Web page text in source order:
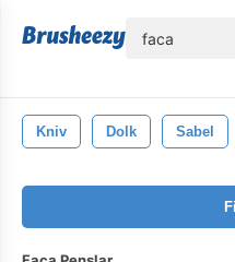
Kniv Dolk Sabel